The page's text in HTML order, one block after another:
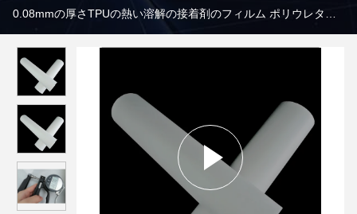
0.08mmの厚さTPUの熱い溶解の接着剤のフィルム ポリウレタン